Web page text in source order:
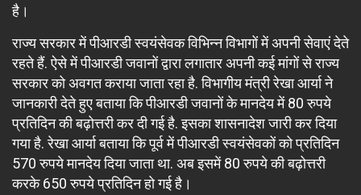
है।
राज्य सरकार में पीआरडी स्वयंसेवक विभिन्न विभागों में अपनी सेवाएं देते
रहते हैं. ऐसे में पीआरडी जवानों द्वारा लगातार अपनी कई मांगों से राज्य
सरकार को अवगत कराया जाता रहा है. विभागीय मंत्री रेखा आर्या ने
जानकारी देते हुए बताया कि पीआरडी जवानों के मानदेय में 80 रुपये
प्रतिदिन की बढ़ोत्तरी कर दी गई है. इसका शासनादेश जारी कर दिया
गया है. रेखा आर्या बताया कि पूर्व में पीआरडी स्वयंसेवकों को प्रतिदिन
570 रुपये मानदेय दिया जाता था. अब इसमें 80 रुपये की बढ़ोत्तरी
करके 650 रुपये प्रतिदिन हो गई है।